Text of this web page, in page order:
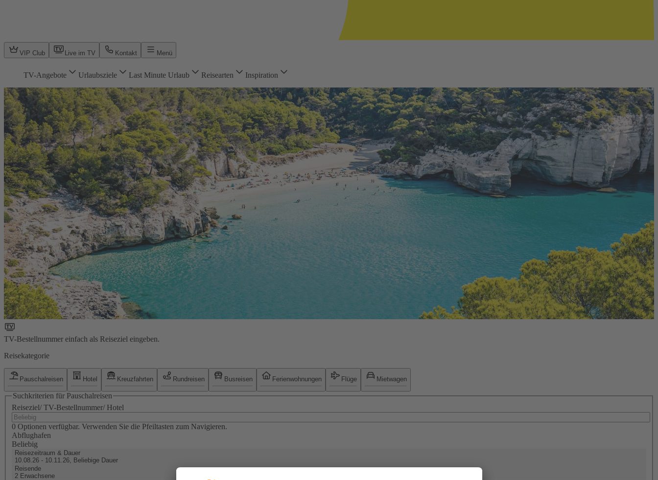
VIP Club Live im TV Kontakt Menü
TV-Angebote Urlaubsziele Last Minute Urlaub Reisearten Inspiration
TV-Bestellnummer einfach als Reiseziel eingeben.
Reisekategorie
Pauschalreisen Hotel Kreuzfahrten Rundreisen Busreisen Ferienwohnungen Flüge Mietwagen
Suchkriterien für Pauschalreisen
Reiseziel/ TV-Bestellnummer/ Hotel
0 Optionen verfügbar. Verwenden Sie die Pfeiltasten zum Navigieren.
Abflughafen
Beliebig
Reisezeitraum & Dauer
10.08.26 - 10.11.26, Beliebige Dauer
Reisende
2 Erwachsene